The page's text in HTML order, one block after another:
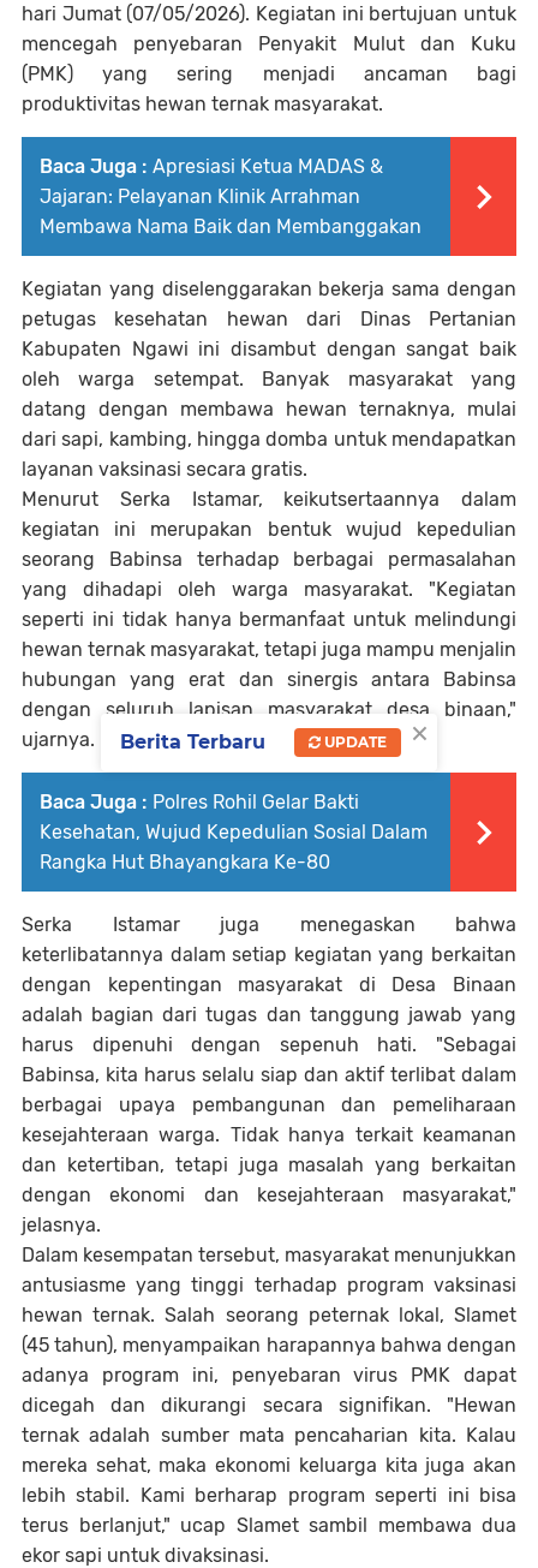
hari Jumat (07/05/2026). Kegiatan ini bertujuan untuk
mencegah penyebaran Penyakit Mulut dan Kuku
(PMK) yang sering menjadi ancaman bagi
produktivitas hewan ternak masyarakat.
Baca Juga : Apresiasi Ketua MADAS &
Jajaran: Pelayanan Klinik Arrahman
Membawa Nama Baik dan Membanggakan
Kegiatan yang diselenggarakan bekerja sama dengan
petugas kesehatan hewan dari Dinas Pertanian
Kabupaten Ngawi ini disambut dengan sangat baik
oleh warga setempat. Banyak masyarakat yang
datang dengan membawa hewan ternaknya, mulai
dari sapi, kambing, hingga domba untuk mendapatkan
layanan vaksinasi secara gratis.
Menurut Serka Istamar, keikutsertaannya dalam
kegiatan ini merupakan bentuk wujud kepedulian
seorang Babinsa terhadap berbagai permasalahan
yang dihadapi oleh warga masyarakat. "Kegiatan
seperti ini tidak hanya bermanfaat untuk melindungi
hewan ternak masyarakat, tetapi juga mampu menjalin
hubungan yang erat dan sinergis antara Babinsa
dengan seluruh lapisan masyarakat desa binaan,"
ujarnya.
Baca Juga : Polres Rohil Gelar Bakti
Kesehatan, Wujud Kepedulian Sosial Dalam
Rangka Hut Bhayangkara Ke-80
Serka Istamar juga menegaskan bahwa
keterlibatannya dalam setiap kegiatan yang berkaitan
dengan kepentingan masyarakat di Desa Binaan
adalah bagian dari tugas dan tanggung jawab yang
harus dipenuhi dengan sepenuh hati. "Sebagai
Babinsa, kita harus selalu siap dan aktif terlibat dalam
berbagai upaya pembangunan dan pemeliharaan
kesejahteraan warga. Tidak hanya terkait keamanan
dan ketertiban, tetapi juga masalah yang berkaitan
dengan ekonomi dan kesejahteraan masyarakat,"
jelasnya.
Dalam kesempatan tersebut, masyarakat menunjukkan
antusiasme yang tinggi terhadap program vaksinasi
hewan ternak. Salah seorang peternak lokal, Slamet
(45 tahun), menyampaikan harapannya bahwa dengan
adanya program ini, penyebaran virus PMK dapat
dicegah dan dikurangi secara signifikan. "Hewan
ternak adalah sumber mata pencaharian kita. Kalau
mereka sehat, maka ekonomi keluarga kita juga akan
lebih stabil. Kami berharap program seperti ini bisa
terus berlanjut," ucap Slamet sambil membawa dua
ekor sapi untuk divaksinasi.
×
Berita Terbaru UPDATE